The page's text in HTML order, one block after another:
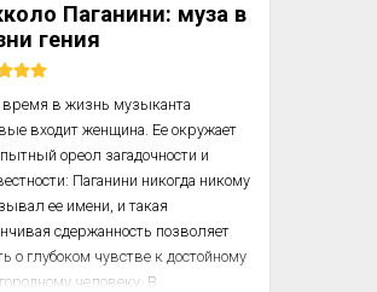
библиотека Маршака. Я
не видал та...
Паганини: муза в
гения
время в жизнь музыканта
входит женщина. Ее окружает
ореол загадочности и
Паганини никогда никому
ее имени, и такая
сдержанность позволяет
о глубоком чувстве к достойному
человеку. В